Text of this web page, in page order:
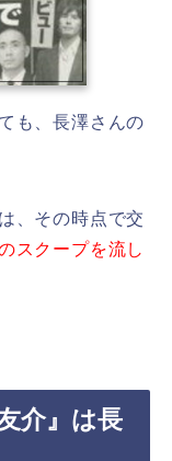
も、長澤さんの
、その時点で交
スクープを流し
介』は長